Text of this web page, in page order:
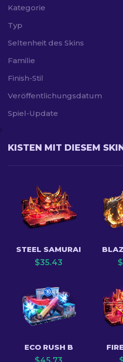
Kategorie
Typ
Seltenheit des Skins
Familie
Finish-Stil
Veröffentlichungsdatum
Spiel-Update
KISTEN MIT DIESEM
STEEL SAMURAI
$35.43
$
ECO RUSH B